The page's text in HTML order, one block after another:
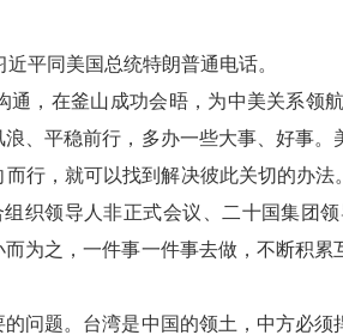
平同美国总统特朗普通电话。
在釜山成功会晤，为中美关系领
、平稳前行，多办一些大事、好事
行，就可以找到解决彼此关切的办
织领导人非正式会议、二十国集团
为之，一件事一件事去做，不断积
题。台湾是中国的领土，中方必须